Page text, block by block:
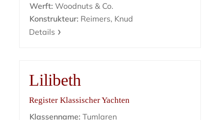
Werft: Woodnuts & Co.
Konstrukteur: Reimers, Knud
Details
Lilibeth
Register Klassischer Yachten
Klassenname: Tumlaren